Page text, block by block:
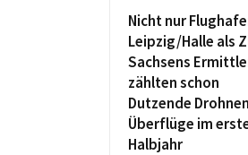
Nicht nur
Leipzig/Halle als
Sachsens
zählten schon
Dutzende
Überflüge im
Halbjahr